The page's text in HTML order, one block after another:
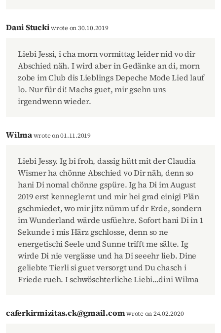
Dani Stuckiwrote on 30.10.2019
Liebi Jessi, i cha morn vormittag leider nid vo dir
Abschied näh. I wird aber in Gedänke an di, morn
zobe im Club dis Lieblings Depeche Mode Lied lauf
lo. Nur für di! Machs guet, mir gsehn uns
irgendwenn wieder.
Wilmawrote on 01.11.2019
Liebi Jessy. Ig bi froh, dassig hütt mit der Claudia
Wismer ha chönne Abschied vo Dir näh, denn so
hani Di nomal chönne gspüre. Ig ha Di im August
2019 erst kenneglernt und mir hei grad einigi Plän
gschmiedet, wo mir jitz nümm uf dr Erde, sondern
im Wunderland wärde usfüehre. Sofort hani Di in 1
Sekunde i mis Härz gschlosse, denn so ne
energetischi Seele und Sunne trifft me sälte. Ig
wirde Di nie vergässe und ha Di seeehr lieb. Dine
geliebte Tierli si guet versorgt und Du chasch i
Friede rueh. I schwöschterliche Liebi...dini Wilma
caferkirmizitas.ck@gmail.comwrote on 24.02.2020